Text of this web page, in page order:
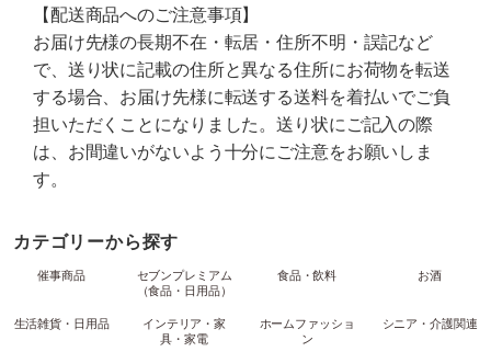
【配送商品へのご注意事項】
お届け先様の長期不在・転居・住所不明・誤記など
で、送り状に記載の住所と異なる住所にお荷物を転送
する場合、お届け先様に転送する送料を着払いでご負
担いただくことになりました。送り状にご記入の際
は、お間違いがないよう十分にご注意をお願いしま
す。
カテゴリーから探す
催事商品
セブンプレミアム
（食品・日用品）
食品・飲料 お酒
生活雑貨・日用品
インテリア・家
具・家電
ホームファッショ
ン
シニア・介護関連